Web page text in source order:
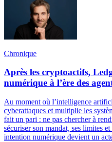
Chronique
Après les cryptoactifs,
numérique à l’ère des
Au moment où l’intelligence
cyberattaques et multiplie les
fait un pari : ne pas chercher à
sécuriser son mandat, ses limites
intention numérique devient un